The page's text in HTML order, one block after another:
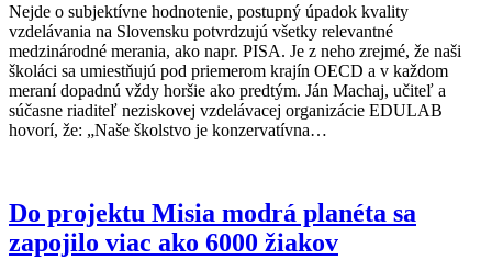
Nejde o subjektívne hodnotenie, postupný úpadok kvality
vzdelávania na Slovensku potvrdzujú všetky relevantné
medzinárodné merania, ako napr. PISA. Je z neho zrejmé, že naši
školáci sa umiestňujú pod priemerom krajín OECD a v každom
meraní dopadnú vždy horšie ako predtým. Ján Machaj, učiteľ a
súčasne riaditeľ neziskovej vzdelávacej organizácie EDULAB
hovorí, že: „Naše školstvo je konzervatívna…
Do projektu Misia modrá planéta sa
zapojilo viac ako 6000 žiakov